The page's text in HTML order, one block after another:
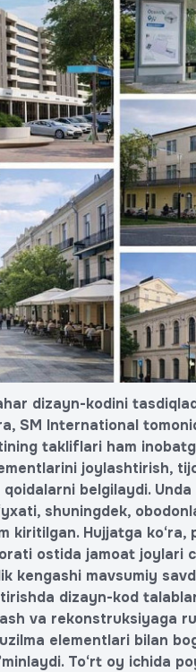
dizayn-kodini
SM International
takliflari ham
joylashtirish,
belgilaydi.
shuningdek,
kiritilgan. Hujjatga
ostida jamoat joylari
mavsumiy
dizayn-kod
va rekonstruksiyaga
elementlari bilan
To‘rt oy ichida